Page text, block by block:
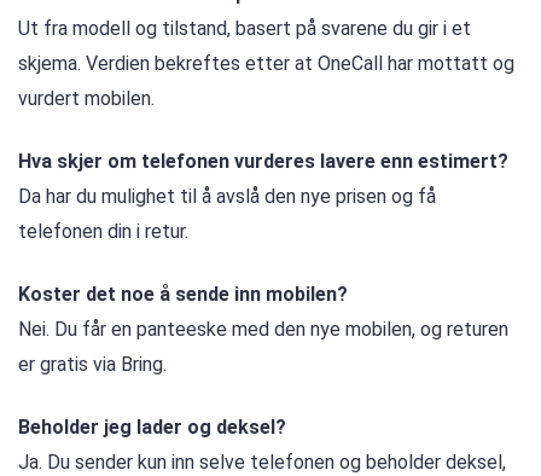
Ut fra modell og tilstand, basert på svarene du gir i et
skjema. Verdien bekreftes etter at OneCall har mottatt og
vurdert mobilen.
Hva skjer om telefonen vurderes lavere enn estimert?
Da har du mulighet til å avslå den nye prisen og få
telefonen din i retur.
Koster det noe å sende inn mobilen?
Nei. Du får en panteeske med den nye mobilen, og returen
er gratis via Bring.
Beholder jeg lader og deksel?
Ja. Du sender kun inn selve telefonen og beholder deksel,